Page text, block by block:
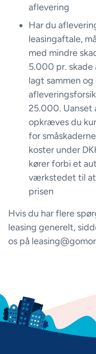
aflevering
Har du
leasingaftale,
med mindre
5.000 pr. skade
lagt sammen
25.000. Uanset
opkræves du
for
koster under
kører forbi et
værkstedet til at
prisen
Hvis du har flere
leasing generelt,
os på